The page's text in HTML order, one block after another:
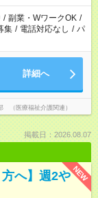
・短期間の就業はご
/ 副業・WワークOK /
集 / 電話対応なし / パ
詳細へ
（医療福祉介護関連）
掲載日：2026.08.07
NEW
方へ】週2や